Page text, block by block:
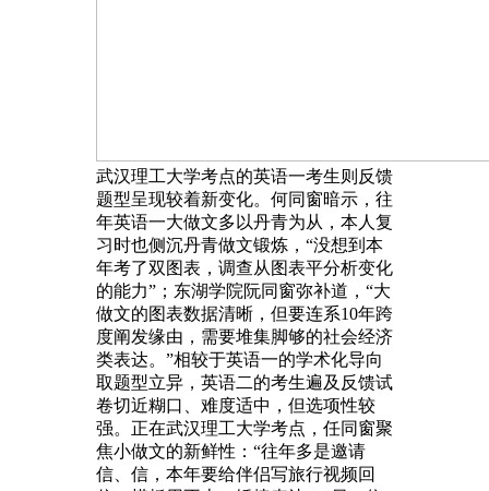
武汉理工大学考点的英语一考生则反馈
题型呈现较着新变化。何同窗暗示，往
年英语一大做文多以丹青为从，本人复
习时也侧沉丹青做文锻炼，“没想到本
年考了双图表，调查从图表平分析变化
的能力”；东湖学院阮同窗弥补道，“大
做文的图表数据清晰，但要连系10年跨
度阐发缘由，需要堆集脚够的社会经济
类表达。”相较于英语一的学术化导向
取题型立异，英语二的考生遍及反馈试
卷切近糊口、难度适中，但选项性较
强。正在武汉理工大学考点，任同窗聚
焦小做文的新鲜性：“往年多是邀请
信、信，本年要给伴侣写旅行视频回